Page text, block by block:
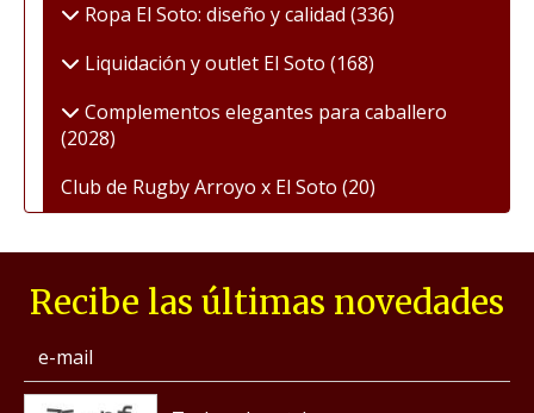
Ropa El Soto: diseño y calidad (336)
Liquidación y outlet El Soto (168)
Complementos elegantes para caballero
(2028)
Club de Rugby Arroyo x El Soto (20)
Recibe las últimas novedades